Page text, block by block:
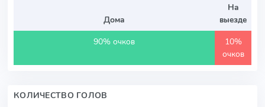
Дома
На
выезде
90% очков
10%
очков
КОЛИЧЕСТВО ГОЛОВ